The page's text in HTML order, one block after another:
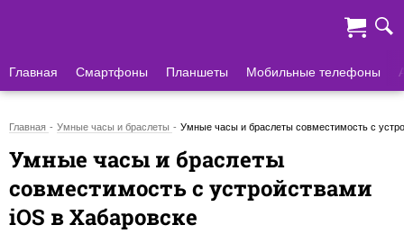
Главная Смартфоны Планшеты Мобильные телефоны
Главная Умные часы и браслеты Умные часы и браслеты совместимость с
Умные часы и браслеты
совместимость с устройствами
iOS в Хабаровске